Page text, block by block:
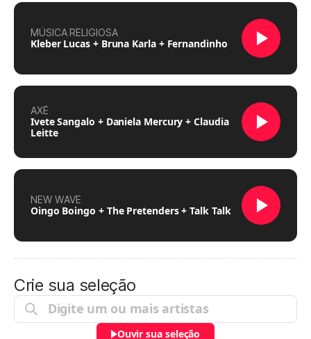
MÚSICA RELIGIOSA
Kleber Lucas + Bruna Karla + Fernandinho
AXÉ
Ivete Sangalo + Daniela Mercury + Claudia
Leitte
NEW WAVE
Oingo Boingo + The Pretenders + Talk Talk
Crie sua seleção
Ouvir sua seleção